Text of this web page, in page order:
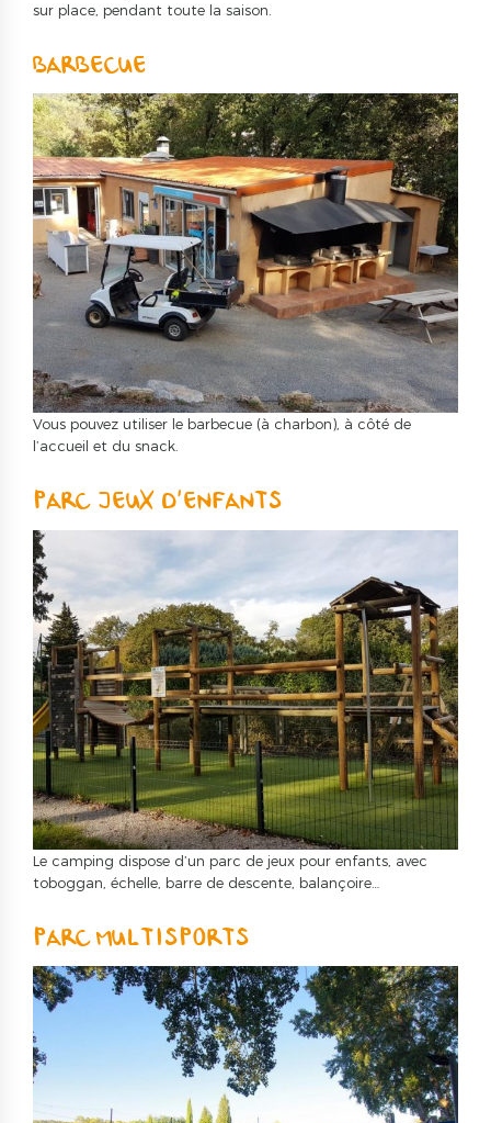
sur place, pendant toute la saison.
BARBECUE
Vous pouvez utiliser le barbecue (à charbon), à côté de
l’accueil et du snack.
PARC JEUX D’ENFANTS
Le camping dispose d’un parc de jeux pour enfants, avec
toboggan, échelle, barre de descente, balançoire…
PARC MULTISPORTS